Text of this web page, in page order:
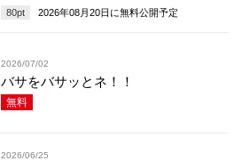
80pt 2026年08月20日 に無料公開予定
2026/07/02
バサをバサッとネ！！
無料
2026/06/25